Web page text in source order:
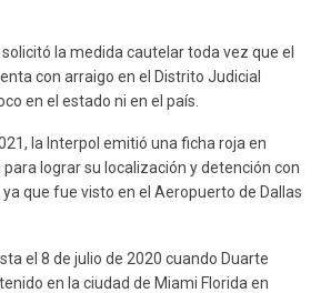
la medida cautelar toda vez que el
con arraigo en el Distrito Judicial
en el estado ni en el país.
la Interpol emitió una ficha roja en
lograr su localización y detención con
que fue visto en el Aeropuerto de Dallas
el 8 de julio de 2020 cuando Duarte
en la ciudad de Miami Florida en